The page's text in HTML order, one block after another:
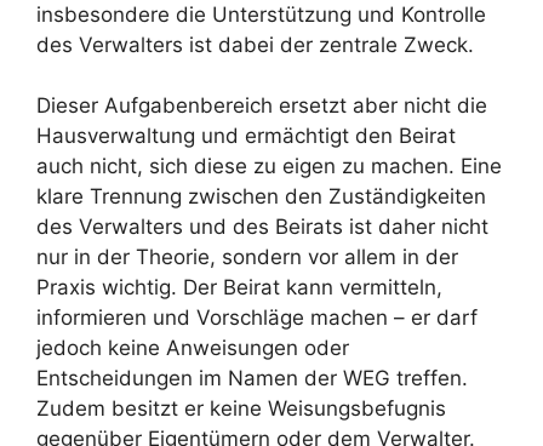
insbesondere die Unterstützung und Kontrolle
des Verwalters ist dabei der zentrale Zweck.
Dieser Aufgabenbereich ersetzt aber nicht die
Hausverwaltung und ermächtigt den Beirat
auch nicht, sich diese zu eigen zu machen. Eine
klare Trennung zwischen den Zuständigkeiten
des Verwalters und des Beirats ist daher nicht
nur in der Theorie, sondern vor allem in der
Praxis wichtig. Der Beirat kann vermitteln,
informieren und Vorschläge machen – er darf
jedoch keine Anweisungen oder
Entscheidungen im Namen der WEG treffen.
Zudem besitzt er keine Weisungsbefugnis
gegenüber Eigentümern oder dem Verwalter.